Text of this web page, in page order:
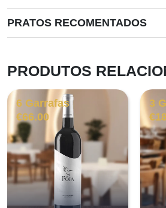
PRATOS RECOMENTADOS
PRODUTOS
6 Garrafas
€66.00
3
€